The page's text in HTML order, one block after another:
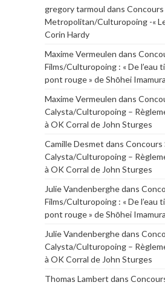
gregory tarmoul dans Concours
Metropolitan/Culturopoing -«
Corin Hardy
Maxime Vermeulen dans
Films/Culturopoing : « De l’eau
pont rouge » de Shōhei Imamura
Maxime Vermeulen dans
Calysta/Culturopoing –
à OK Corral de John Sturges
Camille Desmet dans Concours
Calysta/Culturopoing –
à OK Corral de John Sturges
Julie Vandenberghedans
Films/Culturopoing : « De l’eau
pont rouge » de Shōhei Imamura
Julie Vandenberghedans
Calysta/Culturopoing –
à OK Corral de John Sturges
Thomas Lambert dans